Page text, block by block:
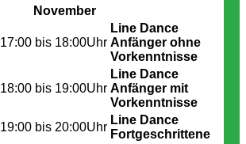
November
17:00 bis 18:00Uhr
Line Dance
Anfänger ohne
Vorkenntnisse
18:00 bis 19:00Uhr
Line Dance
Anfänger mit
Vorkenntnisse
19:00 bis 20:00Uhr
Line Dance
Fortgeschrittene